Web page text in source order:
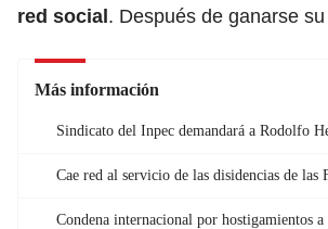
red social. Después de ganarse
Más información
Sindicato del Inpec demandará a Rodolfo
Cae red al servicio de las disidencias de las
Condena internacional por hostigamientos a